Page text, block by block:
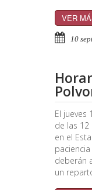
VER
10
El
de las
en el
deberán
un